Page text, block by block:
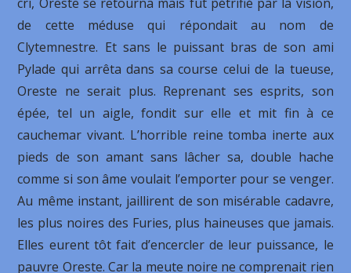
de cette méduse qui répondait au nom de
Clytemnestre. Et sans le puissant bras de son ami
Pylade qui arrêta dans sa course celui de la tueuse,
Oreste ne serait plus. Reprenant ses esprits, son
épée, tel un aigle, fondit sur elle et mit fin à ce
cauchemar vivant. L’horrible reine tomba inerte aux
pieds de son amant sans lâcher sa, double hache
comme si son âme voulait l’emporter pour se venger.
Au même instant, jaillirent de son misérable cadavre,
les plus noires des Furies, plus haineuses que jamais.
Elles eurent tôt fait d’encercler de leur puissance, le
pauvre Oreste. Car la meute noire ne comprenait rien